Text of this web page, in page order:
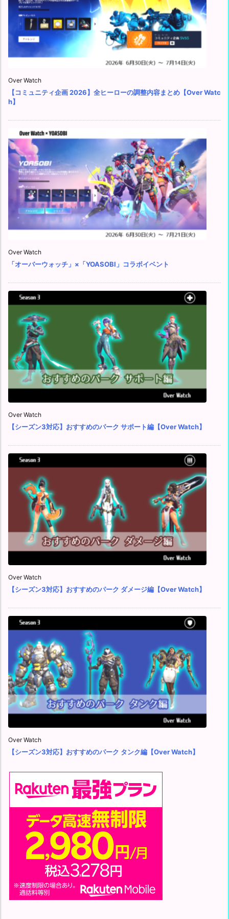
Over Watch
【コミュニティ企画 2026】全ヒーローの調整内容まとめ【Over Watc
h】
Over Watch
「オーバーウォッチ」×「YOASOBI」コラボイベント
Over Watch
【シーズン3対応】おすすめのパーク サポート編【Over Watch】
Over Watch
【シーズン3対応】おすすめのパーク ダメージ編【Over Watch】
Over Watch
【シーズン3対応】おすすめのパーク タンク編【Over Watch】